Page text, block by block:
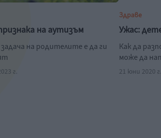
на аутизъм
на родителите е да ги
г.
Здраве
Ужас:
Как да
може да
21 юни 2020 г.